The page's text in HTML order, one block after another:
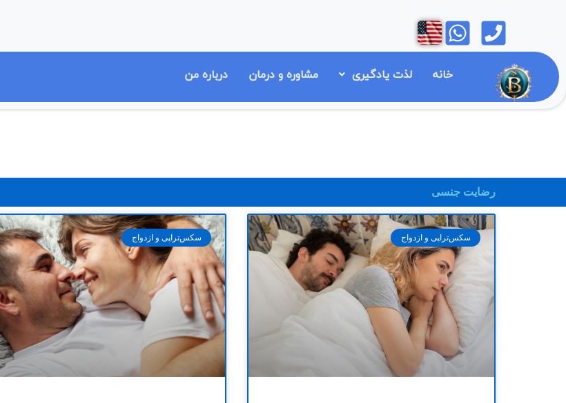
محتوا
Open
Open
خانه لذت یادگیری مشاوره و درمان درباره من
رضایت جنسی
سکس‌تراپی و ازدواج سکس‌تراپی و ازدواج